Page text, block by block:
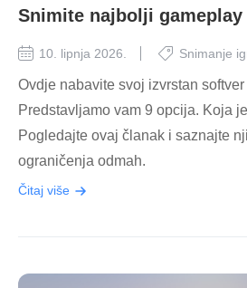
Snimite najbolji gameplay
10. lipnja 2026. Snimanje
Ovdje nabavite svoj izvrstan
Predstavljamo vam 9 opcija. Koja
Pogledajte ovaj članak i saznajte
ograničenja odmah.
Čitaj više